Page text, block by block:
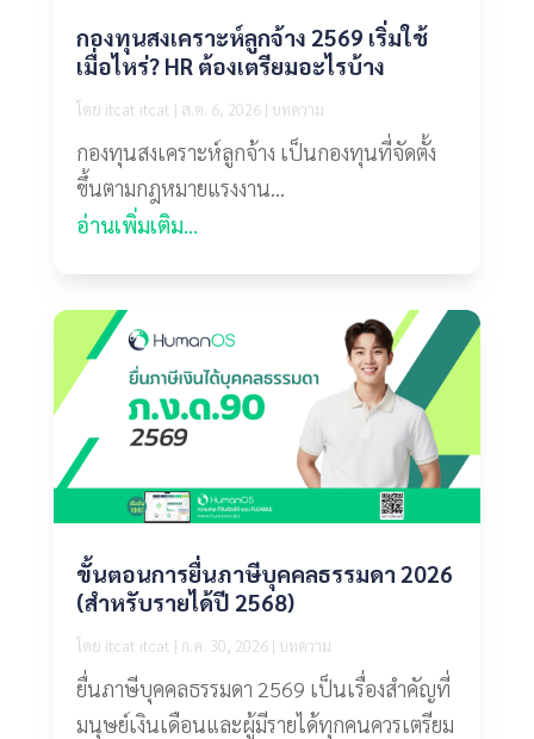
กองทุนสงเคราะห์ลูกจ้าง 2569 เริ่มใช้
เมื่อไหร่? HR ต้องเตรียมอะไรบ้าง
โดย itcat itcat | ส.ค. 6, 2026| บทความ
กองทุนสงเคราะห์ลูกจ้าง เป็นกองทุนที่จัดตั้ง
ขึ้นตามกฎหมายแรงงาน...
อ่านเพิ่มเติม...
ขั้นตอนการยื่นภาษีบุคคลธรรมดา 2026
(สำหรับรายได้ปี 2568)
โดย itcat itcat | ก.ค. 30, 2026| บทความ
ยื่นภาษีบุคคลธรรมดา 2569 เป็นเรื่องสำคัญที่
มนุษย์เงินเดือนและผู้มีรายได้ทุกคนควรเตรียม